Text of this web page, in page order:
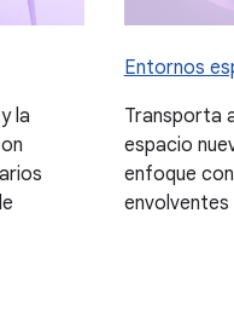
la
Entornos
Transporta
espacio
enfoque
envolventes